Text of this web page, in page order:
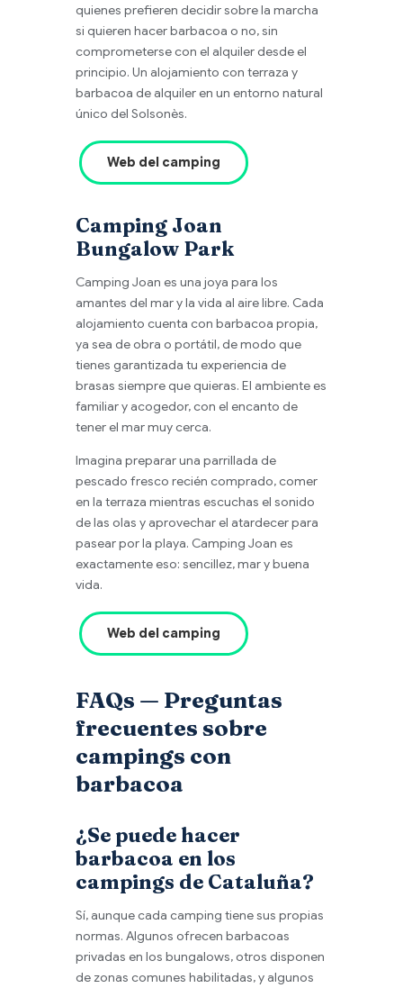
quienes prefieren decidir sobre la marcha
si quieren hacer barbacoa o no, sin
comprometerse con el alquiler desde el
principio. Un alojamiento con terraza y
barbacoa de alquiler en un entorno natural
único del Solsonès.
Web del camping
Camping Joan
Bungalow Park
Camping Joan es una joya para los
amantes del mar y la vida al aire libre. Cada
alojamiento cuenta con barbacoa propia,
ya sea de obra o portátil, de modo que
tienes garantizada tu experiencia de
brasas siempre que quieras. El ambiente es
familiar y acogedor, con el encanto de
tener el mar muy cerca.
Imagina preparar una parrillada de
pescado fresco recién comprado, comer
en la terraza mientras escuchas el sonido
de las olas y aprovechar el atardecer para
pasear por la playa. Camping Joan es
exactamente eso: sencillez, mar y buena
vida.
Web del camping
FAQs — Preguntas
frecuentes sobre
campings con
barbacoa
¿Se puede hacer
barbacoa en los
campings de Cataluña?
Sí, aunque cada camping tiene sus propias
normas. Algunos ofrecen barbacoas
privadas en los bungalows, otros disponen
de zonas comunes habilitadas, y algunos